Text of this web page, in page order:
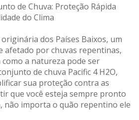
de Chuva: Proteção Rápida
do Clima
dos Países Baixos, um
afetado por chuvas repentinas,
a natureza pode ser
de chuva Pacific 4 H2O,
sua proteção contra as
que você esteja sempre pronto
não importa o quão repentino ele